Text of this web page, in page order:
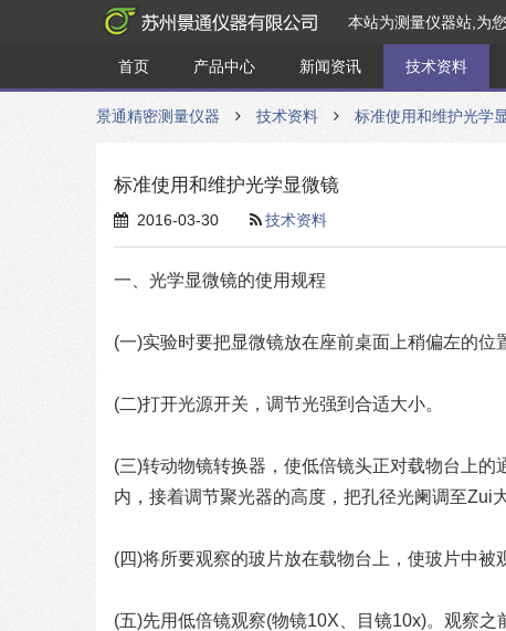
本站为测量仪器站,为
首页 产品中心 新闻资讯 技术资料
景通精密测量仪器 技术资料 标准使用和维护光学
标准使用和维护光学显微镜
2016-03-30 技术资料
一、光学显微镜的使用规程
(一)实验时要把显微镜放在座前桌面上稍偏左的位
(二)打开光源开关，调节光强到合适大小。
(三)转动物镜转换器，使低倍镜头正对载物台上
内，接着调节聚光器的高度，把孔径光阑调至Zui
(四)将所要观察的玻片放在载物台上，使玻片中被
(五)先用低倍镜观察(物镜10X、目镜10x)。观察